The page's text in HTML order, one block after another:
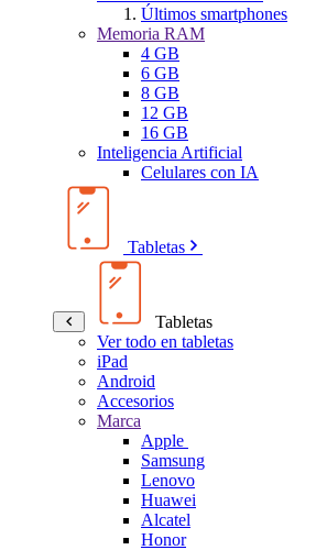
Últimos smartphones
Memoria RAM
4 GB
6 GB
8 GB
12 GB
16 GB
Inteligencia Artificial
Celulares con IA
Tabletas
Tabletas
Ver todo en tabletas
iPad
Android
Accesorios
Marca
Apple
Samsung
Lenovo
Huawei
Alcatel
Honor